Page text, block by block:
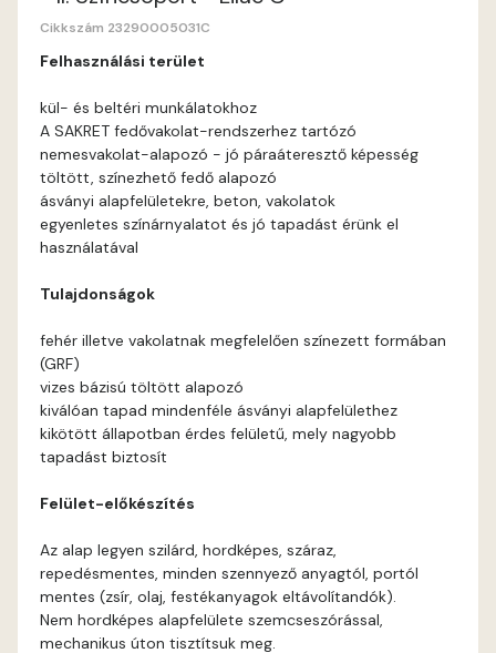
Apple D
Apricot D
Ash C
Blood-orange C
Cikkszám 23290005031C
Felhasználási terület
kül- és beltéri munkálatokhoz
A SAKRET fedővakolat-rendszerhez tartózó
nemesvakolat-alapozó - jó páraáteresztő képesség
töltött, színezhető fedő alapozó
ásványi alapfelületekre, beton, vakolatok
egyenletes színárnyalatot és jó tapadást érünk el
használatával
Tulajdonságok
fehér illetve vakolatnak megfelelően színezett formában
(GRF)
vizes bázisú töltött alapozó
kiválóan tapad mindenféle ásványi alapfelülethez
kikötött állapotban érdes felületű, mely nagyobb
tapadást biztosít
Felület-előkészítés
Az alap legyen szilárd, hordképes, száraz,
repedésmentes, minden szennyező anyagtól, portól
mentes (zsír, olaj, festékanyagok eltávolítandók).
Nem hordképes alapfelülete szemcseszórással,
mechanikus úton tisztítsuk meg.